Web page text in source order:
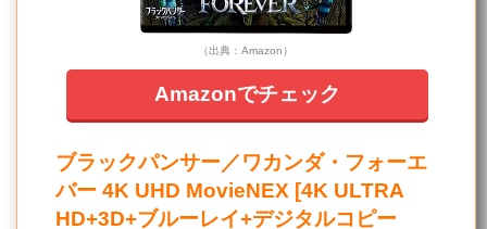
（出典：Amazon）
Amazonでチェック
ブラックパンサー／ワカンダ・フォーエ
バー 4K UHD MovieNEX [4K ULTRA
HD+3D+ブルーレイ+デジタルコピー